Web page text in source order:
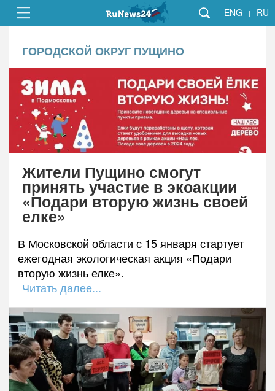
ENG | RU
ГОРОДСКОЙ ОКРУГ ПУЩИНО
Жители Пущино смогут
принять участие в экоакции
«Подари вторую жизнь своей
елке»
В Московской области с 15 января стартует
ежегодная экологическая акция «Подари
вторую жизнь елке».
Читать далее...